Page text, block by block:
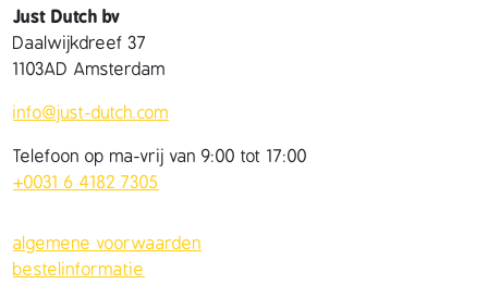
Just Dutch bv
Daalwijkdreef 37
1103AD Amsterdam
info@just-dutch.com
Telefoon op ma-vrij van 9:00 tot 17:00
+0031 6 4182 7305
algemene voorwaarden
bestelinformatie